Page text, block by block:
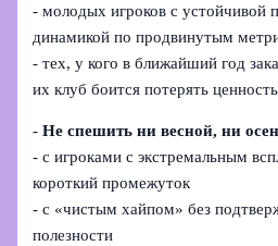
- молодых игроков с устойчивой
динамикой по продвинутым
- тех, у кого в ближайший год
их клуб боится потерять ценность
-Не спешить ни весной, ни
- с игроками с экстремальным
короткий промежуток
- с «чистым хайпом» без
полезности